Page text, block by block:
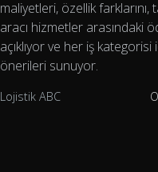
maliyetleri, özellik farklarını,
aracı hizmetler arasındaki
açıklıyor ve her iş kategorisi
önerileri sunuyor.
Lojistik ABC